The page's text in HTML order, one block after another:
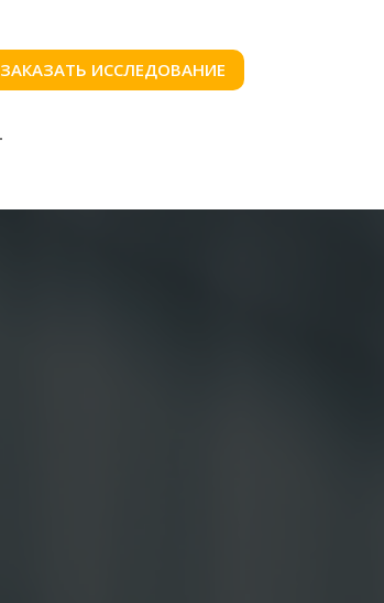
ЗАКАЗАТЬ ИССЛЕДОВАНИЕ